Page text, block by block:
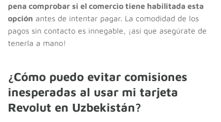
pena comprobar si el comercio tiene habilitada esta
opción antes de intentar pagar. La comodidad de los
pagos sin contacto es innegable, ¡así que asegúrate de
tenerla a mano!
¿Cómo puedo evitar comisiones
inesperadas al usar mi tarjeta
Revolut en Uzbekistán?